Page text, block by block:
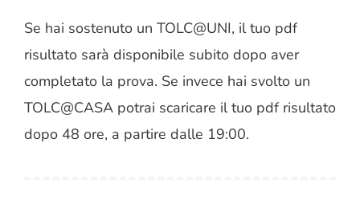
Se hai sostenuto un TOLC@UNI, il tuo pdf
risultato sarà disponibile subito dopo aver
completato la prova. Se invece hai svolto un
TOLC@CASA potrai scaricare il tuo pdf risultato
dopo 48 ore, a partire dalle 19:00.